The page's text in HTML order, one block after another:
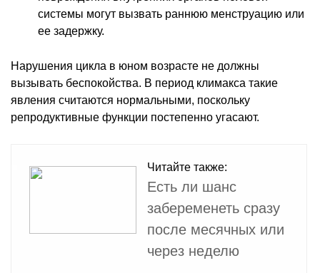
системы могут вызвать раннюю менструацию или
ее задержку.
Нарушения цикла в юном возрасте не должны
вызывать беспокойства. В период климакса такие
явления считаются нормальными, поскольку
репродуктивные функции постепенно угасают.
Читайте также:
Есть ли шанс
забеременеть сразу
после месячных или
через неделю